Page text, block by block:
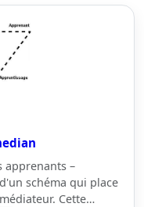
apprenants –
schéma qui place
Cette…